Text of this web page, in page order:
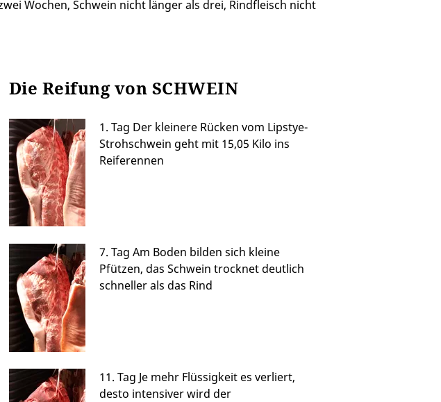
Wochen, Schwein nicht länger als drei, Rindfleisch nicht
Die Reifung von SCHWEIN
1. Tag Der kleinere Rücken vom Lipstye-
Strohschwein geht mit 15,05 Kilo ins
Reiferennen
7. Tag Am Boden bilden sich kleine
Pfützen, das Schwein trocknet deutlich
schneller als das Rind
11. Tag Je mehr Flüssigkeit es verliert,
desto intensiver wird der